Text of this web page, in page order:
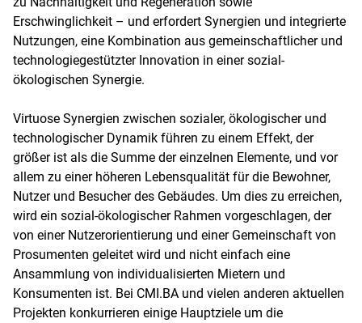
Erschwinglichkeit – und erfordert Synergien und integrierte
Nutzungen, eine Kombination aus gemeinschaftlicher und
technologiegestützter Innovation in einer sozial-
ökologischen Synergie.
Virtuose Synergien zwischen sozialer, ökologischer und
technologischer Dynamik führen zu einem Effekt, der
größer ist als die Summe der einzelnen Elemente, und vor
allem zu einer höheren Lebensqualität für die Bewohner,
Nutzer und Besucher des Gebäudes. Um dies zu erreichen,
wird ein sozial-ökologischer Rahmen vorgeschlagen, der
von einer Nutzerorientierung und einer Gemeinschaft von
Prosumenten geleitet wird und nicht einfach eine
Ansammlung von individualisierten Mietern und
Konsumenten ist. Bei CMI.BA und vielen anderen aktuellen
Projekten konkurrieren einige Hauptziele um die